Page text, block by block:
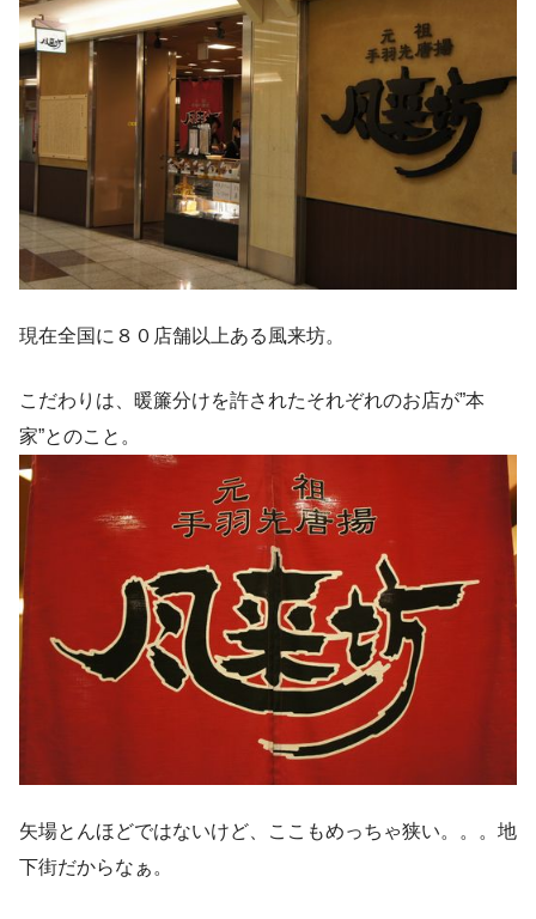
現在全国に８０店舗以上ある風来坊。
こだわりは、暖簾分けを許されたそれぞれのお店が”本
家”とのこと。
矢場とんほどではないけど、ここもめっちゃ狭い。。。地
下街だからなぁ。